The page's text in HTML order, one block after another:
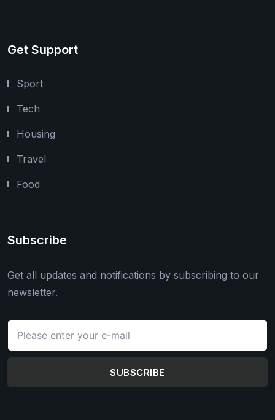
Get Support
Sport
Tech
Housing
Travel
Food
Subscribe
Get all updates and notifications by subscribing to our
newsletter.
SUBSCRIBE